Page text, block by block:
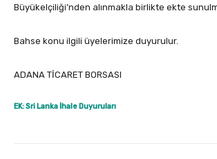
Büyükelçiliği’nden alınmakla birlikte ekte
Bahse konu ilgili üyelerimize duyurulur.
ADANA TİCARET BORSASI
EK: Sri Lanka İhale Duyuruları